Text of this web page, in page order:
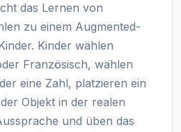
das Lernen von
zu einem Augmented-
Kinder wählen
Französisch, wählen
eine Zahl, platzieren ein
Objekt in der realen
und üben das